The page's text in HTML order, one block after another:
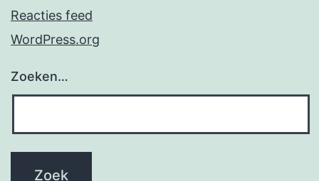
Reacties feed
WordPress.org
Zoeken…